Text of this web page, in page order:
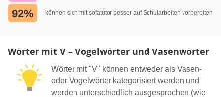
92% können sich mit sofatutor besser auf Schularbeiten vorbereiten
Wörter mit V – Vogelwörter und Vasenwörter
Wörter mit "V" können entweder als Vasen-
oder Vogelwörter kategorisiert werden und
werden unterschiedlich ausgesprochen (wie